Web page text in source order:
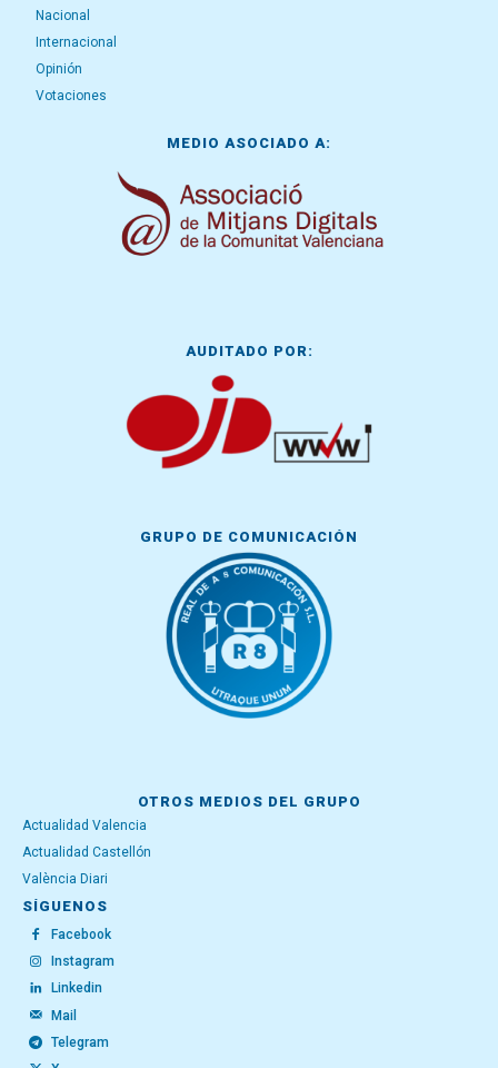
Nacional
Internacional
Opinión
Votaciones
MEDIO ASOCIADO A:
AUDITADO POR:
GRUPO DE COMUNICACIÓN
OTROS MEDIOS DEL GRUPO
Actualidad Valencia
Actualidad Castellón
València Diari
SÍGUENOS
Facebook
Instagram
Linkedin
Mail
Telegram